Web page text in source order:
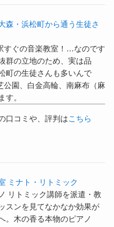
鉄沿線の方も多数！
森・浜松町から通う生徒さ
すぐの音楽教室！…なのです
群の立地のため、実は品
町の生徒さんも多いんで
す。
ミナト・リトミック
リトミック講師を派遣・教